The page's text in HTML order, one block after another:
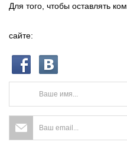
Для того, чтобы оставлять
сайте: